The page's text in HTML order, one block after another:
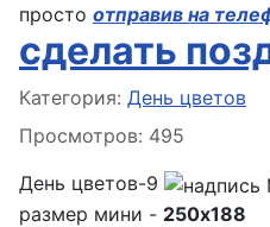
просто отправив на
сделать
Информация о материале
Категория: День цветов
Просмотров: 495
День цветов-9
размер мини - 250x188